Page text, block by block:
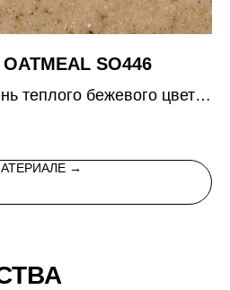
SO446
теплого бежевого цвета
→